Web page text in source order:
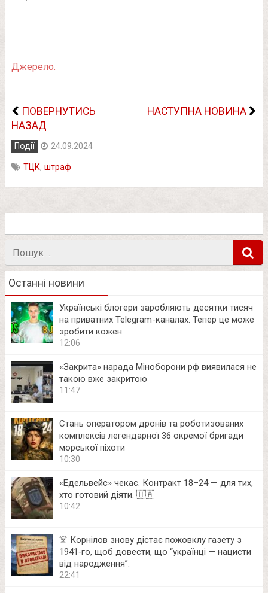
Джерело.
ПОВЕРНУТИСЬ
НАЗАД
НАСТУПНА НОВИНА
Події 24.09.2024
ТЦК, штраф
Останні новини
Українські блогери заробляють десятки тисяч
на приватних Telegram-каналах. Тепер це може
зробити кожен
12:06
«Закрита» нарада Міноборони рф виявилася не
такою вже закритою
11:47
Стань оператором дронів та роботизованих
комплексів легендарної 36 окремої бригади
морської піхоти
10:30
«Едельвейс» чекає. Контракт 18–24 — для тих,
хто готовий діяти. 🇺🇦
10:42
☠️ Корнілов знову дістає пожовклу газету з
1941‑го, щоб довести, що “українці — нацисти
від народження”.
22:41